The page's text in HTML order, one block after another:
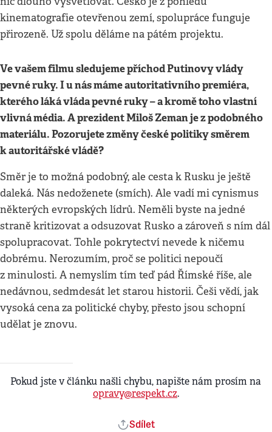
kinematografie otevřenou zemí, spolupráce funguje
přirozeně. Už spolu děláme na pátém projektu.
Ve vašem filmu sledujeme příchod Putinovy vlády
pevné ruky. I u nás máme autoritativního premiéra,
kterého láká vláda pevné ruky – a kromě toho vlastní
vlivná média. A prezident Miloš Zeman je z podobného
materiálu. Pozorujete změny české politiky směrem
k autoritářské vládě?
Směr je to možná podobný, ale cesta k Rusku je ještě
daleká. Nás nedoženete (smích). Ale vadí mi cynismus
některých evropských lídrů. Neměli byste na jedné
straně kritizovat a odsuzovat Rusko a zároveň s ním dál
spolupracovat. Tohle pokrytectví nevede k ničemu
dobrému. Nerozumím, proč se politici nepoučí
z minulosti. A nemyslím tím teď pád Římské říše, ale
nedávnou, sedmdesát let starou historii. Češi vědí, jak
vysoká cena za politické chyby, přesto jsou schopní
udělat je znovu.
Pokud jste v článku našli chybu, napište nám prosím na
opravy@respekt.cz.
Sdílet